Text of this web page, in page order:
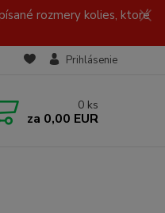
rozmery kolies, ktoré
Prihlásenie
0 ks
za 0,00 EUR